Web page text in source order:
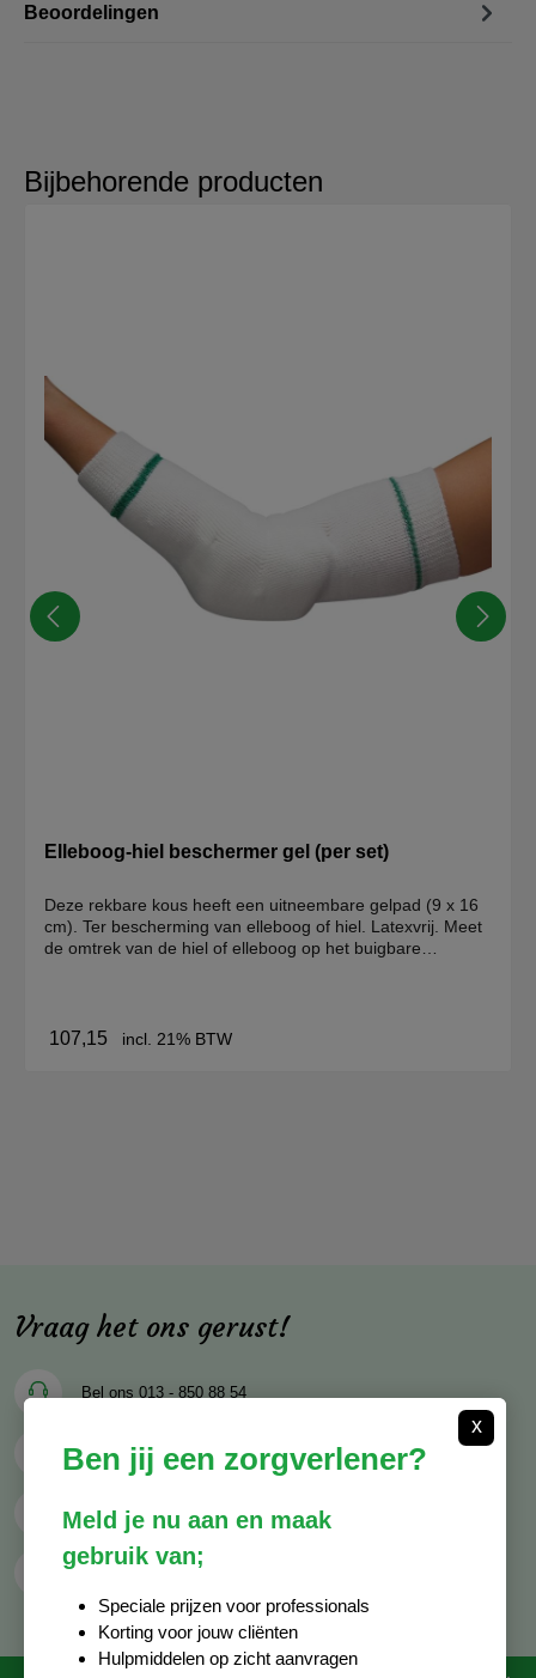
Beoordelingen
Bijbehorende producten
Elleboog-hiel beschermer gel (per set)
Deze rekbare kous heeft een uitneembare gelpad (9 x 16
cm). Ter bescherming van elleboog of hiel. Latexvrij. Meet
de omtrek van de hiel of elleboog op het buigbare
107,15 incl. 21% BTW
Vraag het ons gerust!
Bel ons 013 - 850 88 54
Mail onsinfo@decocare.nl
Whatsapp 06 - 81 38 59 03
x
Ben jij een zorgverlener?
Meld je nu aan en maak
gebruik van;
Speciale prijzen voor professionals
Korting voor jouw cliënten
Hulpmiddelen op zicht aanvragen